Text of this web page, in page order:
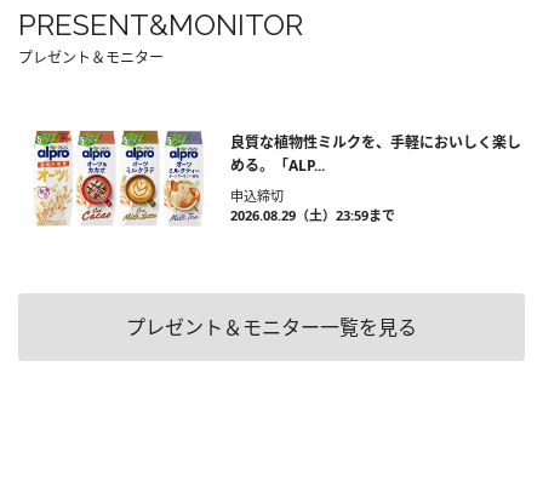
PRESENT&MONITOR
プレゼント＆モニター
良質な植物性ミルクを、手軽においしく楽し
める。「ALP...
申込締切
2026.08.29（土）23:59まで
プレゼント＆モニター一覧を見る